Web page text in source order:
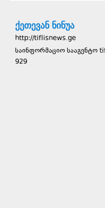
ქეთევან ნინუა
http://tiflisnews.ge
საინფორმაციო სააგენტო
929